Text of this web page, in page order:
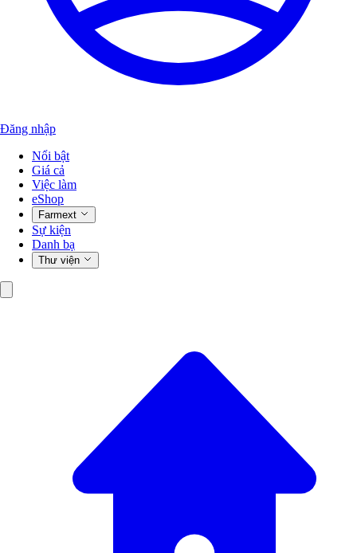
Đăng nhập
Nổi bật
Giá cả
Việc làm
eShop
Farmext
Sự kiện
Danh bạ
Thư viện